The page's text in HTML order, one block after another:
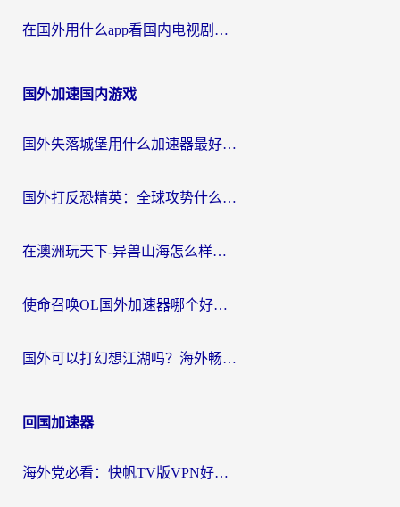
在国外用什么app看国内电视剧？3步解决版权限制+卡顿难题
国外加速国内游戏
国外失落城堡用什么加速器最好？一份来自老玩家的真实指南
国外打反恐精英：全球攻势什么加速器好用？2026海外玩家国服游戏加速终极指南
在澳洲玩天下-异兽山海怎么样才能不卡？一份给南半球玩家的自救指南
使命召唤OL国外加速器哪个好用？海外玩家亲测的国服游戏加速终极指南
国外可以打幻想江湖吗？海外畅玩国服游戏的终极指南
回国加速器
海外党必看：快帆TV版VPN好用吗？和Easyback VPN对比哪个回国效果更好？附2026真实测评